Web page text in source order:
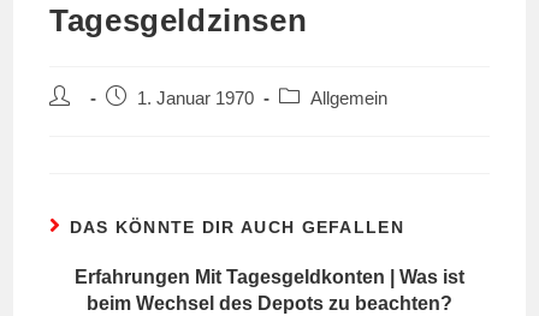
Tagesgeldzinsen
Beitrags-Beitrag1. Januar 1970
Beitrags-
Allgemein
DAS KÖNNTE DIR AUCH GEFALLEN
Erfahrungen Mit Tagesgeldkonten | Was ist
beim Wechsel des Depots zu beachten?